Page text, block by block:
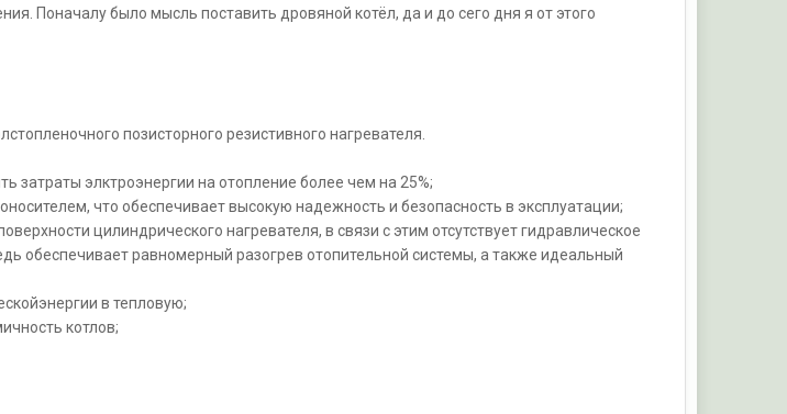
Поначалу было мысль поставить дровяной котёл, да и до сего дня я от этого
позисторного резистивного нагревателя.
затраты элктроэнергии на отопление более чем на 25%;
что обеспечивает высокую надежность и безопасность в эксплуатации;
цилиндрического нагревателя, в связи с этим отсутствует гидравлическое
обеспечивает равномерный разогрев отопительной системы, а также идеальный
в тепловую;
котлов;